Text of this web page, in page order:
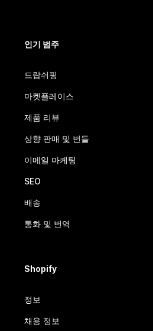
인기 범주
드랍쉬핑
마켓플레이스
제품 리뷰
상향 판매 및 번들
이메일 마케팅
SEO
배송
통화 및 번역
Shopify
정보
채용 정보